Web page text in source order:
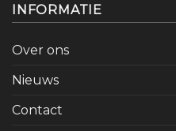
INFORMATIE
Over ons
Nieuws
Contact